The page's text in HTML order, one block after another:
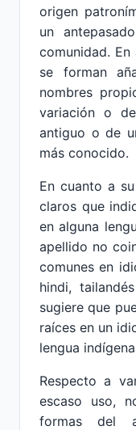
origen
un
comunidad.
se forman
nombres
variación o
antiguo o de
más conocido.
En cuanto a
claros que
en alguna
apellido no
comunes en
hindi,
sugiere que
raíces en un
lengua
Respecto a
escaso uso,
formas del